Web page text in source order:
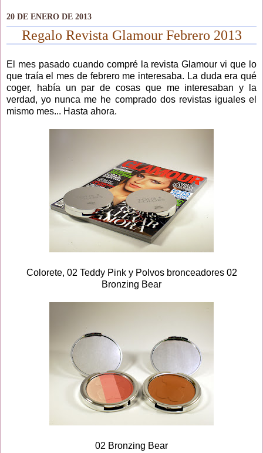
20 DE ENERO DE 2013
Regalo Revista Glamour Febrero 2013
El mes pasado cuando compré la revista Glamour vi que lo
que traía el mes de febrero me interesaba. La duda era qué
coger, había un par de cosas que me interesaban y la
verdad, yo nunca me he comprado dos revistas iguales el
mismo mes... Hasta ahora.
Colorete, 02 Teddy Pink y Polvos bronceadores 02
Bronzing Bear
02 Bronzing Bear